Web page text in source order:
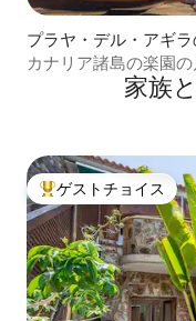
プラヤ・デル・アギ
カナリア諸島の楽園
家族
大好評のゲストチョ
ゲストチョイス